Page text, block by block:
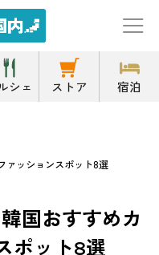
シェ ストア 宿泊
ァッションスポット8選
国おすすめカ
ポット8選